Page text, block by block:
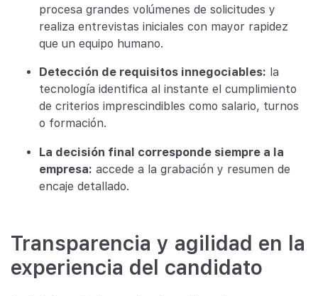
procesa grandes volúmenes de solicitudes y
realiza entrevistas iniciales con mayor rapidez
que un equipo humano.
Detección de requisitos innegociables: la
tecnología identifica al instante el cumplimiento
de criterios imprescindibles como salario, turnos
o formación.
La decisión final corresponde siempre a la
empresa: accede a la grabación y resumen de
encaje detallado.
Transparencia y agilidad en la
experiencia del candidato